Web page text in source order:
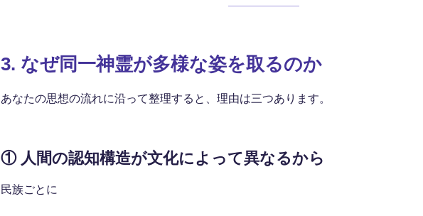
3. なぜ同一神霊が多様な姿を取るのか
あなたの思想の流れに沿って整理すると、理由は三つあります。
① 人間の認知構造が文化によって異なるから
民族ごとに